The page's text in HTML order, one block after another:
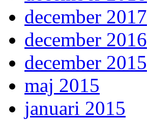
december 2017
december 2016
december 2015
maj 2015
januari 2015